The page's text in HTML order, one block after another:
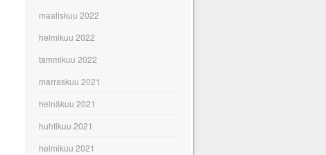
maaliskuu 2022
helmikuu 2022
tammikuu 2022
marraskuu 2021
heinäkuu 2021
huhtikuu 2021
helmikuu 2021